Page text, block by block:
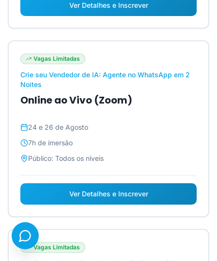
Ver Detalhes e Inscrever
Vagas Limitadas
Crie seu Vendedor de IA: Agente no WhatsApp em 2
Noites
Online ao Vivo (Zoom)
24 e 26 de Agosto
7h de imersão
Público: Todos os níveis
Ver Detalhes e Inscrever
Vagas Limitadas